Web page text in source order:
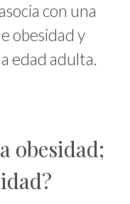
con una
obesidad y
edad adulta.
obesidad;